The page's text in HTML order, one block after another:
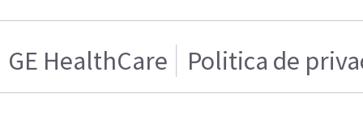
GE HealthCare Politica de